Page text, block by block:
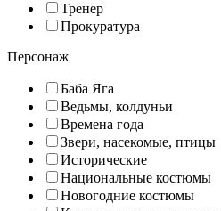
Тренер
Прокуратура
Персонаж
Баба Яга
Ведьмы, колдуньи
Времена года
Звери, насекомые, птицы
Исторические
Национальные костюмы
Новогодние костюмы